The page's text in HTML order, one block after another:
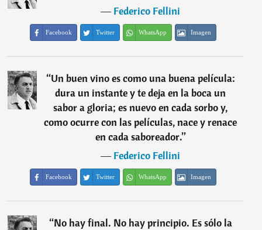
―Federico Fellini
Facebook Twitter WhatsApp Imagen
“Un buen vino es como una buena película:
dura un instante y te deja en la boca un
sabor a gloria; es nuevo en cada sorbo y,
como ocurre con las películas, nace y renace
en cada saboreador.”
―Federico Fellini
Facebook Twitter WhatsApp Imagen
“No hay final. No hay principio. Es sólo la